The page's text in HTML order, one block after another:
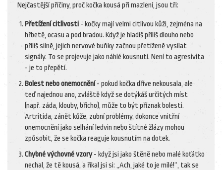
Nejčastější příčiny, proč kočka kousá při mazlení, jsou tři:
Přetížení citlivosti - kočky mají velmi citlivou kůži, zejména na
hřbetě, ocasu a pod bradou. Když je hladíš příliš dlouho nebo
příliš silně, jejich nervové buňky začnou přetíženě vysílat
signály. To se projevuje jako náhlé kousnutí. Není to agresivita
- je to přepětí.
Bolest nebo onemocnění- pokud kočka dříve nekousala, ale
teď najednou ano, zvláště když se dotýkáš určitých míst
(např. záda, klouby, břicho), může to být příznak bolesti.
Artritida, zánět kůže, zubní problémy, dokonce vnitřní
onemocnění jako selhání ledvin nebo štítné žlázy mohou
způsobit, že se kočka reaguje kousnutím na dotek.
Chybné výchovné vzory- když jsi jako štěně nebo malé koťátko
nechal, že tě kousá, a říkal jsi si: „Ach, jaké to je milé!“, tak se